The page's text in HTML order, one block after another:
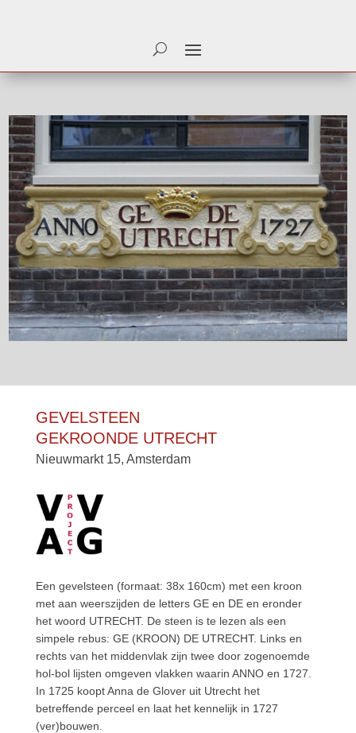
GEVELSTEEN
GEKROONDE UTRECHT
Nieuwmarkt 15, Amsterdam
Een gevelsteen (formaat: 38x 160cm) met een kroon
met aan weerszijden de letters GE en DE en eronder
het woord UTRECHT. De steen is te lezen als een
simpele rebus: GE (KROON) DE UTRECHT. Links en
rechts van het middenvlak zijn twee door zogenoemde
hol-bol lijsten omgeven vlakken waarin ANNO en 1727.
In 1725 koopt Anna de Glover uit Utrecht het
betreffende perceel en laat het kennelijk in 1727
(ver)bouwen.